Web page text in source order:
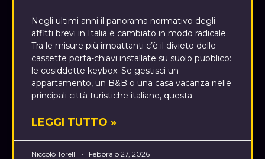
Negli ultimi anni il panorama normativo degli
affitti brevi in Italia è cambiato in modo radicale.
Tra le misure più impattanti c’è il divieto delle
cassette porta-chiavi installate su suolo pubblico:
le cosiddette keybox. Se gestisci un
appartamento, un B&B o una casa vacanza nelle
principali città turistiche italiane, questa
LEGGI TUTTO »
Niccolò Torelli Febbraio 27, 2026